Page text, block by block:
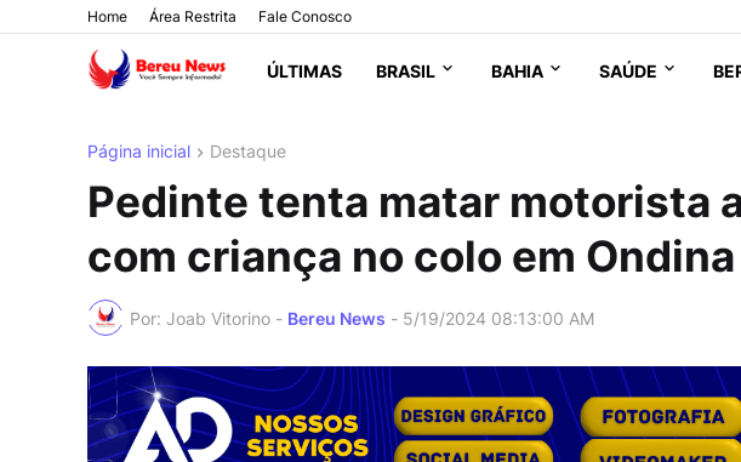
Home Área Restrita Fale Conosco
ÚLTIMAS BRASIL BAHIA SAÚDE
Página inicial Destaque
Pedinte tenta matar motorista
com criança no colo em Ondina
Por: Joab Vitorino - Bereu News - 5/19/2024 08:13:00 AM